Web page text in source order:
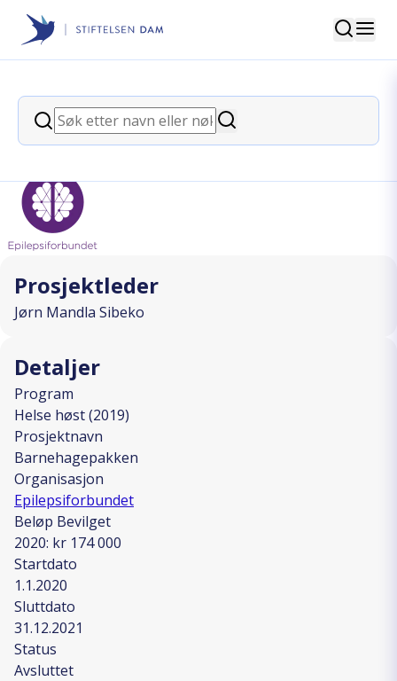
Stiftelsen Dam
Søk
Søk
Søk
back
Barnehagepakken
Prosjektleder
Jørn Mandla Sibeko
Detaljer
Program
Helse høst (2019)
Prosjektnavn
Barnehagepakken
Organisasjon
Epilepsiforbundet
Beløp Bevilget
2020: kr 174 000
Startdato
1.1.2020
Sluttdato
31.12.2021
Status
Avsluttet